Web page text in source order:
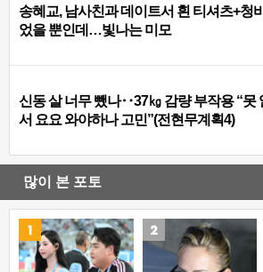
송혜교, 남사친과 데이트서 흰 티셔츠+청
었을 뿐인데…빛나는 미모
신동 살 너무 뺐나‥37㎏ 감량 부작용 “못
서 요요 와야하나 고민”(전현무계획4)
많이 본 포토